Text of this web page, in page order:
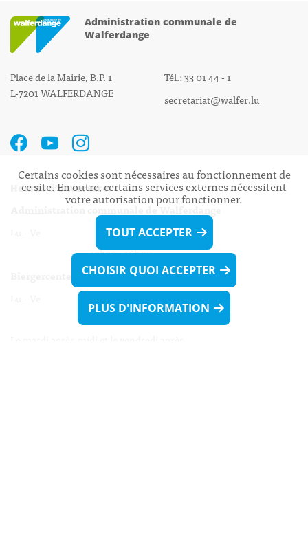
Administration communale de
Walferdange
Place de la Mairie, B.P. 1
L-7201 WALFERDANGE
Tél.: 33 01 44 - 1
secretariat@walfer.lu
Heures d’ouverture:
Administration communale de Walferdange
Lu - Ve 08h00 - 11h30
13h30 - 16h00
Lu - Ve 08h00 - 11h30
13h30 - 16h00
Certains cookies sont nécessaires au fonctionnement de
ce site. En outre, certains services externes nécessitent
votre autorisation pour fonctionner.
TOUT ACCEPTER
CHOISIR QUOI ACCEPTER
PLUS D'INFORMATION